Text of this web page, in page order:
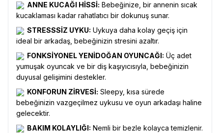
ANNE KUCAĞI HİSSİ: Bebeğinize, bir annenin sıcak
kucaklaması kadar rahatlatıcı bir dokunuş sunar.
STRESSSİZ UYKU: Uykuya daha kolay geçiş için
ideal bir arkadaş, bebeğinizin stresini azaltır.
FONKSİYONEL YENİDOĞAN OYUNCAĞI: Üç adet
yumuşak oyuncak ve bir diş kaşıyıcısıyla, bebeğinizin
duyusal gelişimini destekler.
KONFORUN ZİRVESİ: Sleepy, kısa sürede
bebeğinizin vazgeçilmez uykusu ve oyun arkadaşı haline
gelecektir.
BAKIM KOLAYLIĞI: Nemli bir bezle kolayca temizlenir.